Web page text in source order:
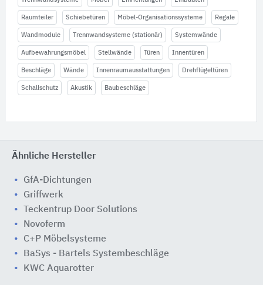
Raumteiler Schiebetüren Möbel-Organisationssysteme Regale
Wandmodule Trennwandsysteme (stationär) Systemwände
Aufbewahrungsmöbel Stellwände Türen Innentüren
Beschläge Wände Innenraumausstattungen Drehflügeltüren
Schallschutz Akustik Baubeschläge
Ähnliche Hersteller
GfA-Dichtungen
Griffwerk
Teckentrup Door Solutions
Novoferm
C+P Möbelsysteme
BaSys - Bartels Systembeschläge
KWC Aquarotter